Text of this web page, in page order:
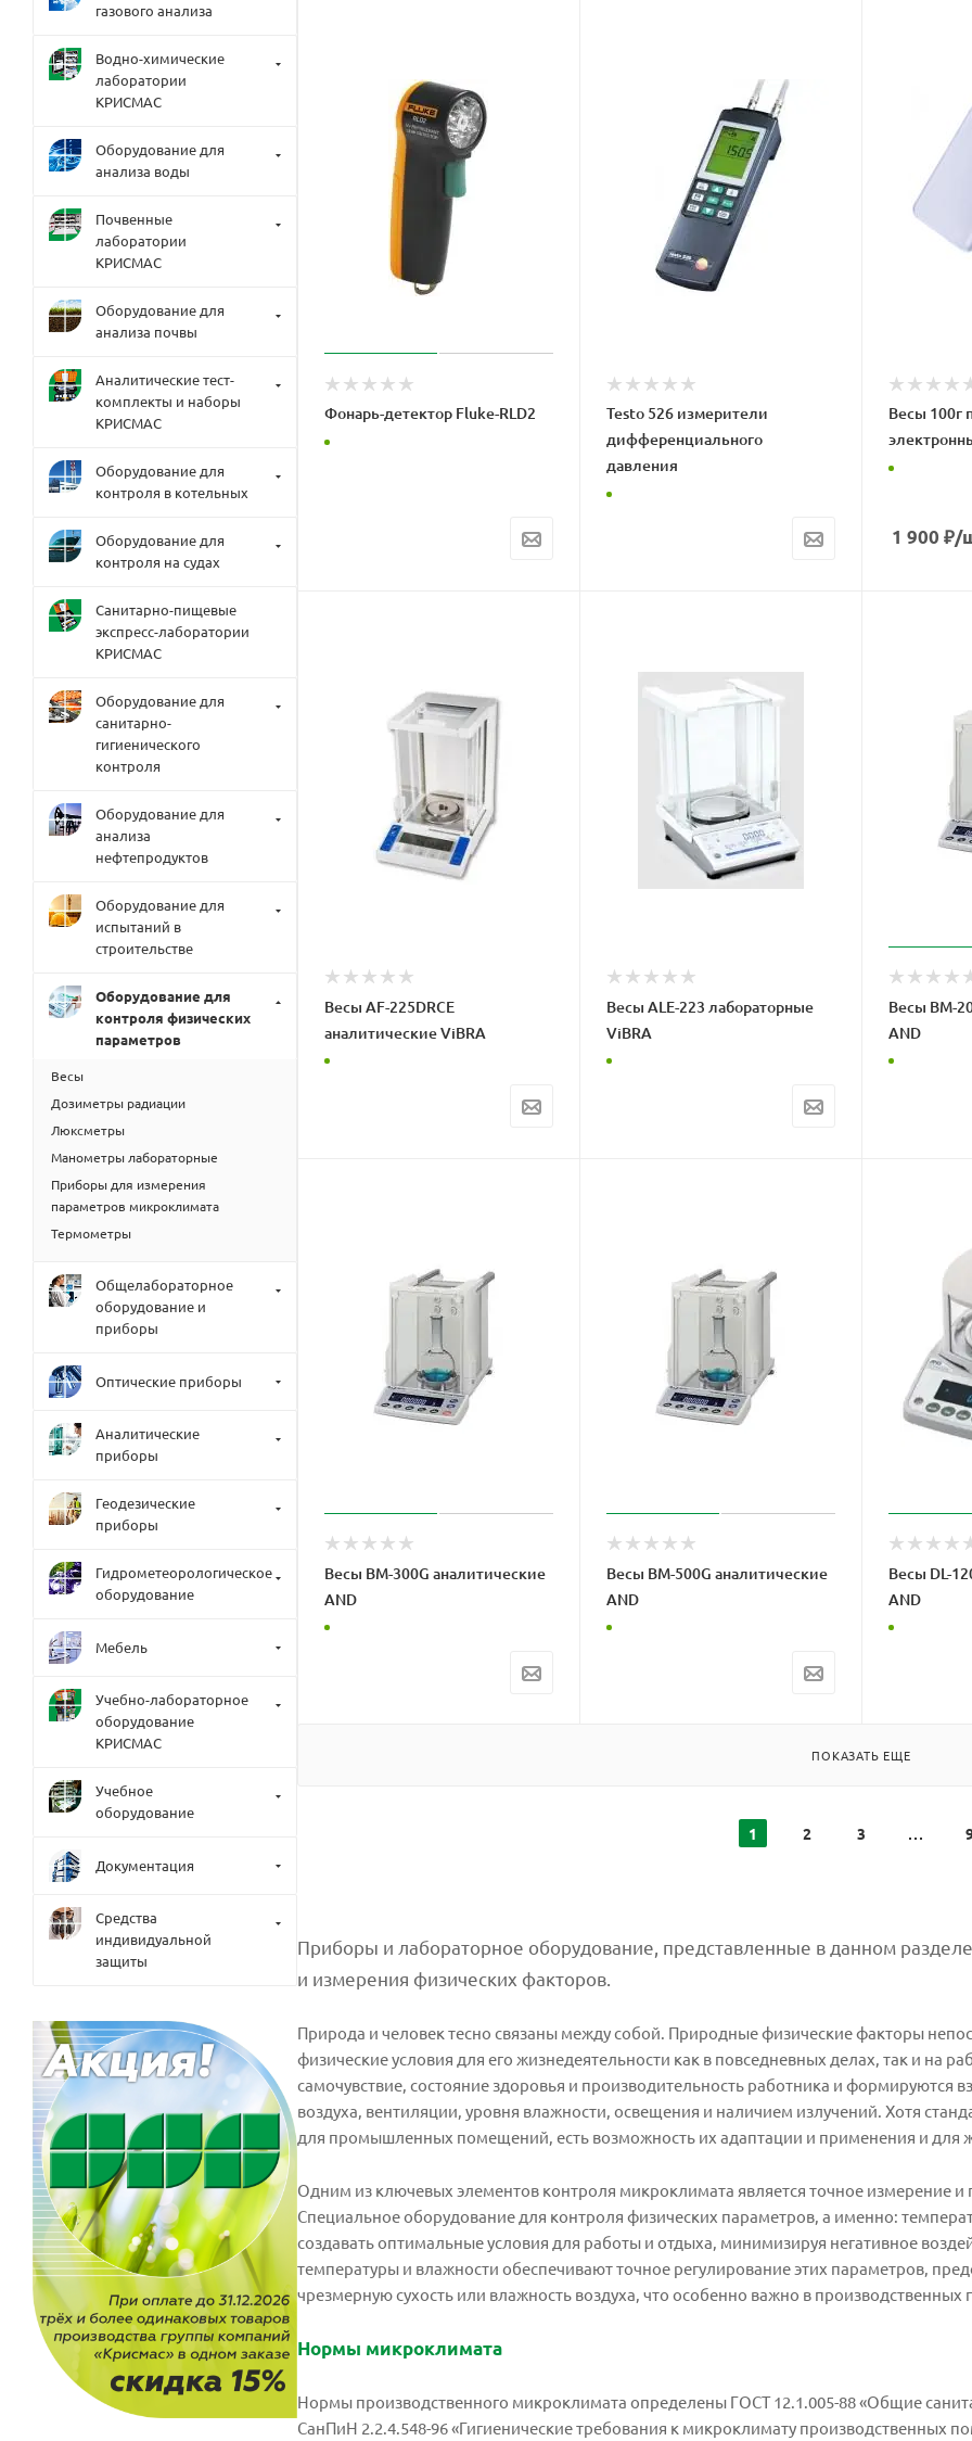
Фонарь-детектор Fluke-RLD2
Testo 526 измерители
дифференциального
давления
Весы 100г
1 900 ₽/
Весы AF-225DRCE
аналитические ViBRA
Весы ALE-223 лабораторные
ViBRA
Весы BM-
AND
Весы BM-300G аналитические
AND
Весы BM-500G аналитические
AND
Весы DL-
AND
ПОКАЗАТЬ ЕЩЕ
1 2 3
Приборы и лабораторное оборудование, представленные в данном
и измерения физических факторов.
Природа и человек тесно связаны между собой. Природные физические факторы
физические условия для его жизнедеятельности как в повседневных делах, так и на
самочувствие, состояние здоровья и производительность работника и формируются
воздуха, вентиляции, уровня влажности, освещения и наличием излучений. Хотя
для промышленных помещений, есть возможность их адаптации и применения и для
Одним из ключевых элементов контроля микроклимата является точное измерение
Специальное оборудование для контроля физических параметров, а именно:
создавать оптимальные условия для работы и отдыха, минимизируя негативное
температуры и влажности обеспечивают точное регулирование этих параметров,
чрезмерную сухость или влажность воздуха, что особенно важно в
Нормы микроклимата
Нормы производственного микроклимата определены ГОСТ 12.1.005-88 «Общие
СанПиН 2.2.4.548-96 «Гигиенические требования к микроклимату производственных
газового анализа
Водно-химические
лаборатории
КРИСМАС
Оборудование для
анализа воды
Почвенные
лаборатории
КРИСМАС
Оборудование для
анализа почвы
Аналитические тест-
комплекты и наборы
КРИСМАС
Оборудование для
контроля в котельных
Оборудование для
контроля на судах
Санитарно-пищевые
экспресс-лаборатории
КРИСМАС
Оборудование для
санитарно-
гигиенического
контроля
Оборудование для
анализа
нефтепродуктов
Оборудование для
испытаний в
строительстве
Оборудование для
контроля физических
параметров
Весы
Дозиметры радиации
Люксметры
Манометры лабораторные
Приборы для измерения
параметров микроклимата
Термометры
Общелабораторное
оборудование и
приборы
Оптические приборы
Аналитические
приборы
Геодезические
приборы
Гидрометеорологическое
оборудование
Мебель
Учебно-лабораторное
оборудование
КРИСМАС
Учебное
оборудование
Документация
Средства
индивидуальной
защиты